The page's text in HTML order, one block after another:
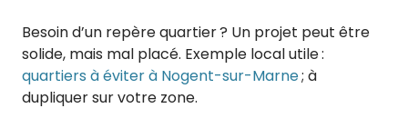
Besoin d’un repère quartier ? Un projet peut être
solide, mais mal placé. Exemple local utile :
quartiers à éviter à Nogent-sur-Marne; à
dupliquer sur votre zone.